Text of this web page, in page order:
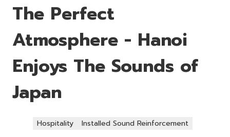
The Perfect
Atmosphere - Hanoi
Enjoys The Sounds of
Japan
Hospitality Installed Sound Reinforcement